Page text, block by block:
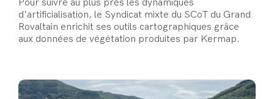
Pour suivre au plus près les dynamiques
d'artificialisation, le Syndicat mixte du SCoT du Grand
Rovaltain enrichit ses outils cartographiques grâce
aux données de végétation produites par Kermap.